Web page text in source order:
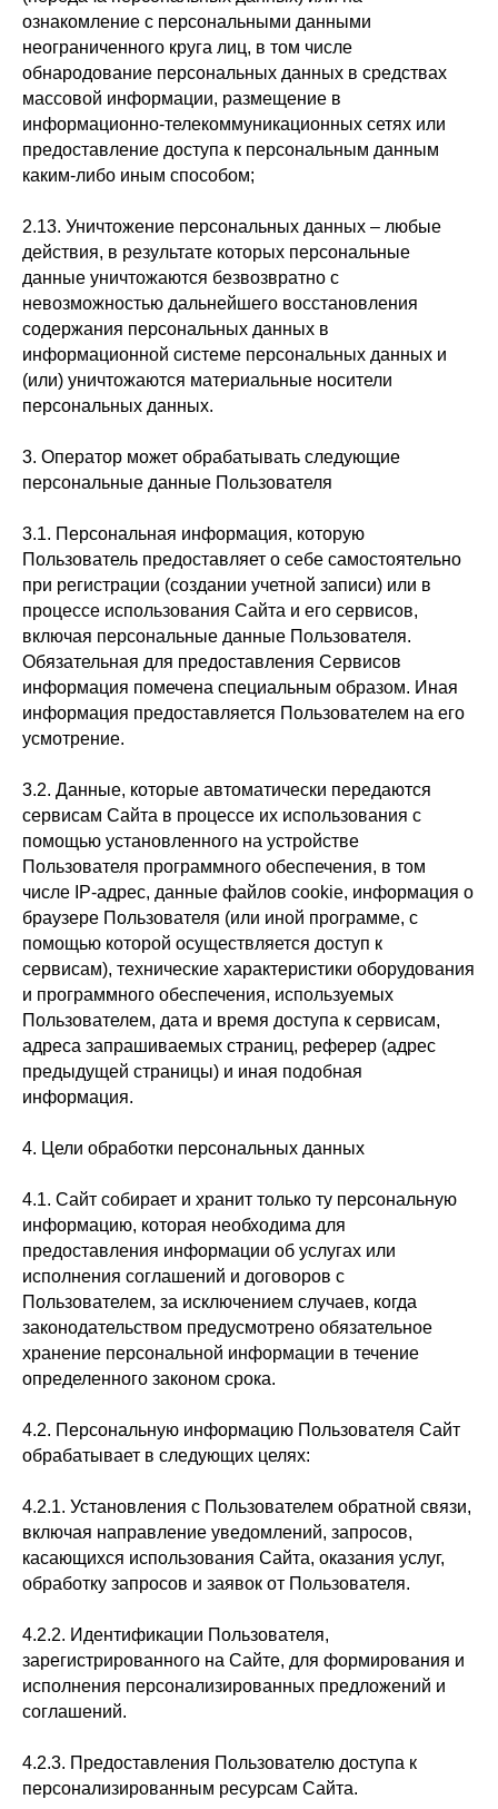
ознакомление с персональными данными
неограниченного круга лиц, в том числе
обнародование персональных данных в средствах
массовой информации, размещение в
информационно-телекоммуникационных сетях или
предоставление доступа к персональным данным
каким-либо иным способом;
2.13. Уничтожение персональных данных – любые
действия, в результате которых персональные
данные уничтожаются безвозвратно с
невозможностью дальнейшего восстановления
содержания персональных данных в
информационной системе персональных данных и
(или) уничтожаются материальные носители
персональных данных.
3. Оператор может обрабатывать следующие
персональные данные Пользователя
3.1. Персональная информация, которую
Пользователь предоставляет о себе самостоятельно
при регистрации (создании учетной записи) или в
процессе использования Сайта и его сервисов,
включая персональные данные Пользователя.
Обязательная для предоставления Сервисов
информация помечена специальным образом. Иная
информация предоставляется Пользователем на его
усмотрение.
3.2. Данные, которые автоматически передаются
сервисам Сайта в процессе их использования с
помощью установленного на устройстве
Пользователя программного обеспечения, в том
числе IP-адрес, данные файлов cookie, информация о
браузере Пользователя (или иной программе, с
помощью которой осуществляется доступ к
сервисам), технические характеристики оборудования
и программного обеспечения, используемых
Пользователем, дата и время доступа к сервисам,
адреса запрашиваемых страниц, реферер (адрес
предыдущей страницы) и иная подобная
информация.
4. Цели обработки персональных данных
4.1. Сайт собирает и хранит только ту персональную
информацию, которая необходима для
предоставления информации об услугах или
исполнения соглашений и договоров с
Пользователем, за исключением случаев, когда
законодательством предусмотрено обязательное
хранение персональной информации в течение
определенного законом срока.
4.2. Персональную информацию Пользователя Сайт
обрабатывает в следующих целях:
4.2.1. Установления с Пользователем обратной связи,
включая направление уведомлений, запросов,
касающихся использования Сайта, оказания услуг,
обработку запросов и заявок от Пользователя.
4.2.2. Идентификации Пользователя,
зарегистрированного на Сайте, для формирования и
исполнения персонализированных предложений и
соглашений.
4.2.3. Предоставления Пользователю доступа к
персонализированным ресурсам Сайта.